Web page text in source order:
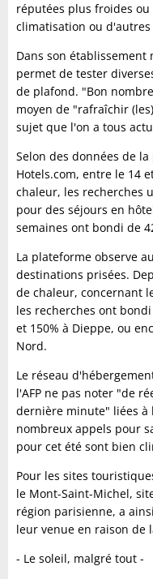
réputées plus froides
climatisation ou
Dans son
permet de tester
de plafond. "Bon
moyen de "rafraîchir
sujet que l'on a tous
Selon des données de
Hotels.com, entre le 14
chaleur, les recherches
pour des séjours en
semaines ont bondi de
La plateforme observe
destinations prisées.
de chaleur, concernant
les recherches ont
et 150% à Dieppe, ou
Nord.
Le réseau
l'AFP ne pas noter "de
dernière minute" liées à
nombreux appels pour
pour cet été sont bien
Pour les sites
le Mont-Saint-Michel,
région parisienne, a
leur venue en raison de
- Le soleil, malgré tout -